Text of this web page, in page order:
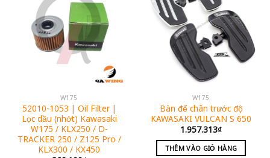
W175
52010-1053 | Oil Filter |
Lọc dầu (nhớt) Kawasaki
W175 / KLX250 / D-
TRACKER 250 / Z125 Pro /
KLX300 / KX450
W175
Bàn để chân trước độ
KAWASAKI VULCAN S 650
1.957.313₫
THÊM VÀO GIỎ HÀNG